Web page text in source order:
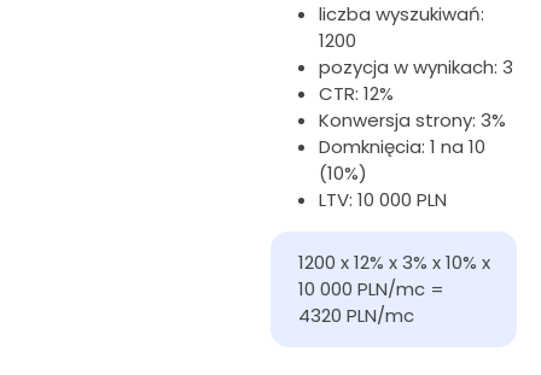
liczba wyszukiwań:
1200
pozycja w wynikach: 3
CTR: 12%
Konwersja strony: 3%
Domknięcia: 1 na 10
(10%)
LTV: 10 000 PLN
1200 x 12% x 3% x 10% x
10 000 PLN/mc =
4320 PLN/mc